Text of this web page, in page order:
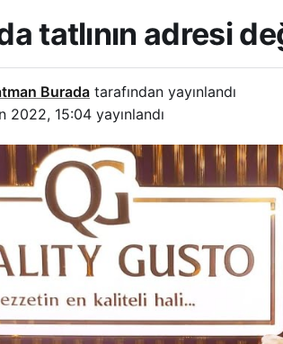
tatlının adresi
Burada tarafından yayınlandı
2022, 15:04 yayınlandı